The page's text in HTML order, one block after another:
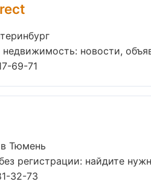
новости,
69-71
Тюмень
регистрации: найдите
32-73